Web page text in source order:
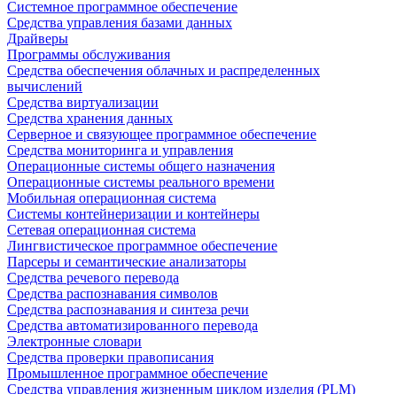
Системное программное обеспечение
Средства управления базами данных
Драйверы
Программы обслуживания
Средства обеспечения облачных и распределенных
вычислений
Средства виртуализации
Средства хранения данных
Серверное и связующее программное обеспечение
Средства мониторинга и управления
Операционные системы общего назначения
Операционные системы реального времени
Мобильная операционная система
Системы контейнеризации и контейнеры
Сетевая операционная система
Лингвистическое программное обеспечение
Парсеры и семантические анализаторы
Средства речевого перевода
Средства распознавания символов
Средства распознавания и синтеза речи
Средства автоматизированного перевода
Электронные словари
Средства проверки правописания
Промышленное программное обеспечение
Средства управления жизненным циклом изделия (PLM)